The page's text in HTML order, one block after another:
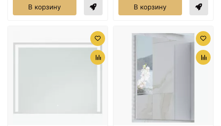
В корзину В корзину